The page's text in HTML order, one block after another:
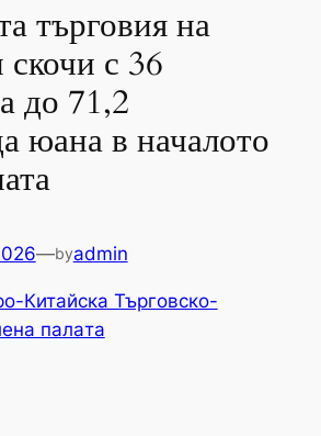
търговия на
с 36
до 71,2
юана в началото
—byadmin
Китайска Търговско-
палaта